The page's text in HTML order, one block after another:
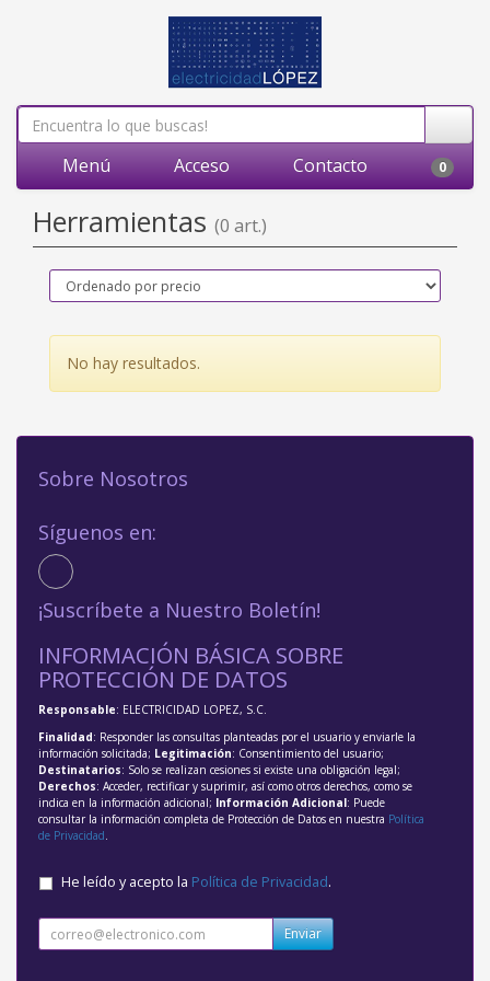
Menú Acceso Contacto 0
Herramientas (0 art.)
No hay resultados.
Sobre Nosotros
Síguenos en:
¡Suscríbete a Nuestro Boletín!
INFORMACIÓN BÁSICA SOBRE
PROTECCIÓN DE DATOS
Responsable: ELECTRICIDAD LOPEZ, S.C.
Finalidad: Responder las consultas planteadas por el usuario y enviarle la
información solicitada; Legitimación: Consentimiento del usuario;
Destinatarios: Solo se realizan cesiones si existe una obligación legal;
Derechos: Acceder, rectificar y suprimir, así como otros derechos, como se
indica en la información adicional; Información Adicional: Puede
consultar la información completa de Protección de Datos en nuestra Política
de Privacidad.
He leído y acepto la Política de Privacidad.
Enviar